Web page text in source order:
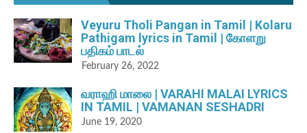
Veyuru Tholi Pangan in Tamil | Kolaru
Pathigam lyrics in Tamil | கோளறு
பதிகம் பாடல்
February 26, 2022
வராஹி மாலை | VARAHI MALAI LYRICS
IN TAMIL | VAMANAN SESHADRI
June 19, 2020